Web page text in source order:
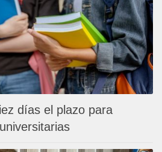
días el plazo para